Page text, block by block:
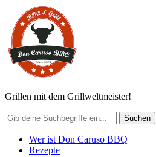
Grillen mit dem Grillweltmeister!
Wer ist Don Caruso BBQ
Rezepte